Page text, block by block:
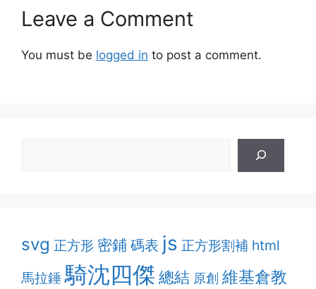
Leave a Comment
You must be logged in to post a comment.
svg 正方形 密鋪 碼表 js 正方形割補 html
馬拉錘 騎沈四傑 總結 原創 維基倉教